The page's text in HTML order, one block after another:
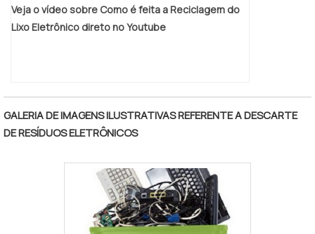
Veja o vídeo sobre Como é feita a Reciclagem do
Lixo Eletrônico direto no Youtube
GALERIA DE IMAGENS ILUSTRATIVAS REFERENTE A DESCARTE
DE RESÍDUOS ELETRÔNICOS